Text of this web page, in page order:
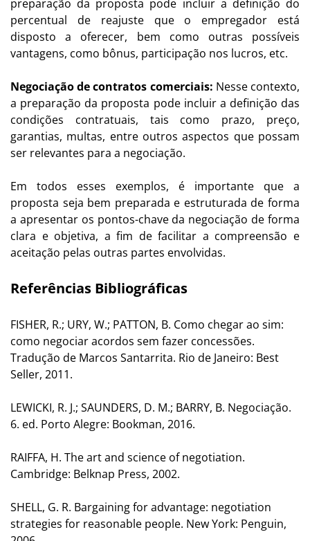
preparação da proposta pode incluir a definição do
percentual de reajuste que o empregador está
disposto a oferecer, bem como outras possíveis
vantagens, como bônus, participação nos lucros, etc.
Negociação de contratos comerciais: Nesse contexto,
a preparação da proposta pode incluir a definição das
condições contratuais, tais como prazo, preço,
garantias, multas, entre outros aspectos que possam
ser relevantes para a negociação.
Em todos esses exemplos, é importante que a
proposta seja bem preparada e estruturada de forma
a apresentar os pontos-chave da negociação de forma
clara e objetiva, a fim de facilitar a compreensão e
aceitação pelas outras partes envolvidas.
Referências Bibliográficas
FISHER, R.; URY, W.; PATTON, B. Como chegar ao sim:
como negociar acordos sem fazer concessões.
Tradução de Marcos Santarrita. Rio de Janeiro: Best
Seller, 2011.
LEWICKI, R. J.; SAUNDERS, D. M.; BARRY, B. Negociação.
6. ed. Porto Alegre: Bookman, 2016.
RAIFFA, H. The art and science of negotiation.
Cambridge: Belknap Press, 2002.
SHELL, G. R. Bargaining for advantage: negotiation
strategies for reasonable people. New York: Penguin,